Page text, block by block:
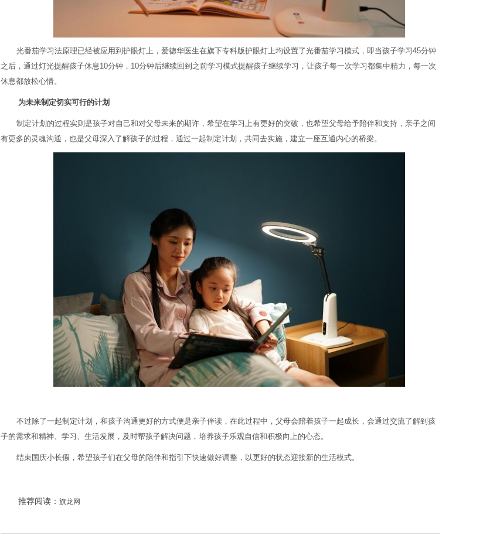
光番茄学习法原理已经被应用到护眼灯上，爱德华医生在旗下专科版护眼灯上均设置了光番茄学习模式，即当孩子学习45分钟
之后，通过灯光提醒孩子休息10分钟，10分钟后继续回到之前学习模式提醒孩子继续学习，让孩子每一次学习都集中精力，每一次
休息都放松心情。
为未来制定切实可行的计划
制定计划的过程实则是孩子对自己和对父母未来的期许，希望在学习上有更好的突破，也希望父母给予陪伴和支持，亲子之间
有更多的灵魂沟通，也是父母深入了解孩子的过程，通过一起制定计划，共同去实施，建立一座互通内心的桥梁。
不过除了一起制定计划，和孩子沟通更好的方式便是亲子伴读，在此过程中，父母会陪着孩子一起成长，会通过交流了解到孩
子的需求和精神、学习、生活发展，及时帮孩子解决问题，培养孩子乐观自信和积极向上的心态。
结束国庆小长假，希望孩子们在父母的陪伴和指引下快速做好调整，以更好的状态迎接新的生活模式。
推荐阅读： 旗龙网